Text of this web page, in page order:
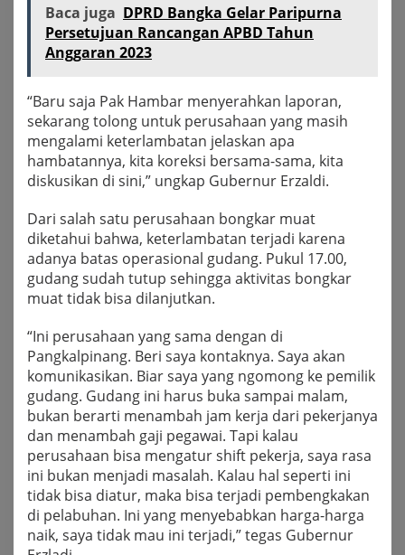
Baca juga DPRD Bangka Gelar Paripurna
Persetujuan Rancangan APBD Tahun
Anggaran 2023
“Baru saja Pak Hambar menyerahkan laporan,
sekarang tolong untuk perusahaan yang masih
mengalami keterlambatan jelaskan apa
hambatannya, kita koreksi bersama-sama, kita
diskusikan di sini,” ungkap Gubernur Erzaldi.
Dari salah satu perusahaan bongkar muat
diketahui bahwa, keterlambatan terjadi karena
adanya batas operasional gudang. Pukul 17.00,
gudang sudah tutup sehingga aktivitas bongkar
muat tidak bisa dilanjutkan.
“Ini perusahaan yang sama dengan di
Pangkalpinang. Beri saya kontaknya. Saya akan
komunikasikan. Biar saya yang ngomong ke pemilik
gudang. Gudang ini harus buka sampai malam,
bukan berarti menambah jam kerja dari pekerjanya
dan menambah gaji pegawai. Tapi kalau
perusahaan bisa mengatur shift pekerja, saya rasa
ini bukan menjadi masalah. Kalau hal seperti ini
tidak bisa diatur, maka bisa terjadi pembengkakan
di pelabuhan. Ini yang menyebabkan harga-harga
naik, saya tidak mau ini terjadi,” tegas Gubernur